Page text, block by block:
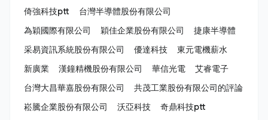
倚強科技ptt
台灣半導體股份有限公司
為穎國際有限公司
穎佳企業股份有限公司
捷康半導體
采易資訊系統股份有限公司
優達科技
東元電機薪水
新廣業
漢鐘精機股份有限公司 華信光電
艾睿電子
台灣大昌華嘉股份有限公司
共茂工業股份有限公司的評論
崧騰企業股份有限公司
沃亞科技
奇鼎科技ptt